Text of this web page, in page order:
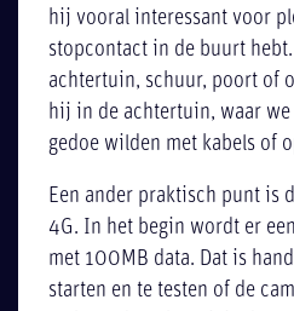
hij vooral interessant voor
stopcontact in de buurt hebt.
achtertuin, schuur, poort of
hij in de achtertuin, waar
gedoe wilden met kabels of
Een ander praktisch punt is
4G. In het begin wordt er
met 100MB data. Dat is
starten en te testen of de